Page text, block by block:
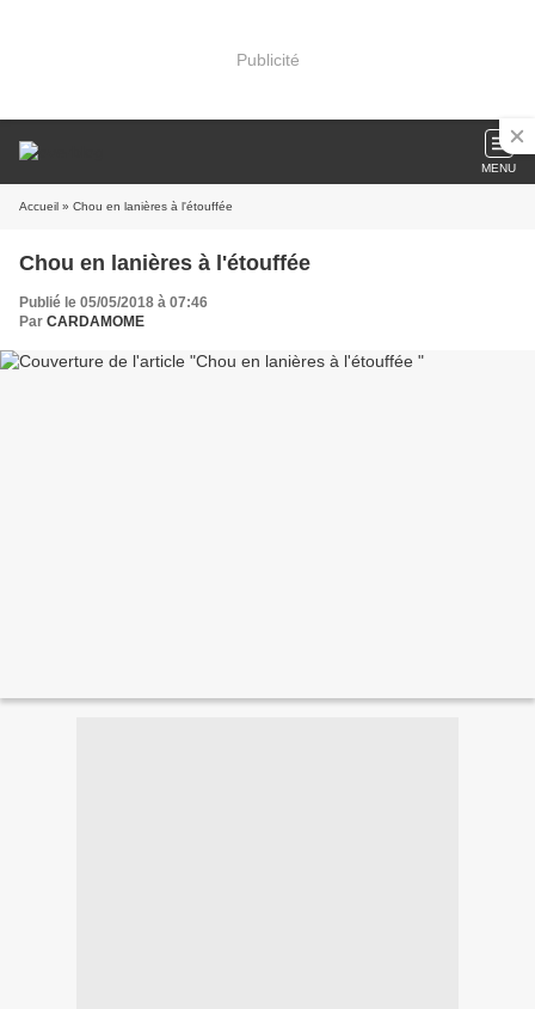
Publicité
MENU
Accueil » Chou en lanières à l'étouffée
Chou en lanières à l'étouffée
Publié le 05/05/2018 à 07:46
Par CARDAMOME